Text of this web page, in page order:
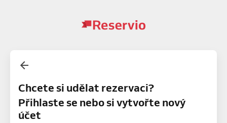
Chcete si udělat rezervaci?
Přihlaste se nebo si vytvořte nový
účet